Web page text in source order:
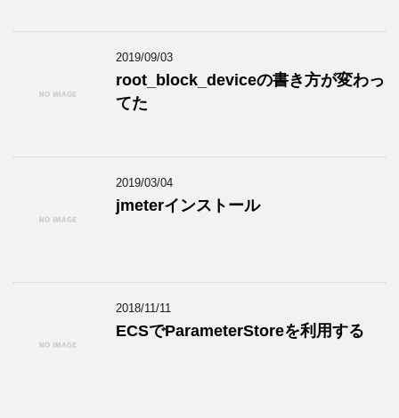
2019/09/03
root_block_deviceの書き方が変わっ
てた
2019/03/04
jmeterインストール
2018/11/11
ECSでParameterStoreを利用する